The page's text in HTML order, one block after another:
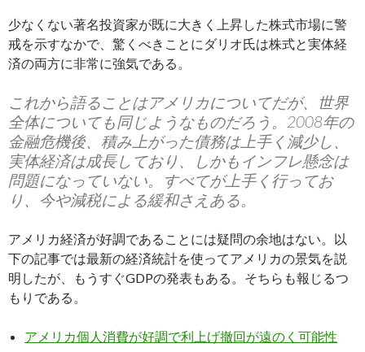
少なくない著名投資家が既に大きく上昇した株式市場に警
戒を示すなかで、驚くべきことにダリオ氏は株式と実体経
済の両方に非常に強気である。
これから語ることはアメリカについてだが、世界
全体についても同じようなものだろう。2008年の
金融危機後、積み上がった債務は上手く減少し、
実体経済は成長しており、しかもインフレ懸念は
問題になっていない。すべてが上手く行ってお
り、今や減税による緩和さえある。
アメリカ経済が好調であることには疑問の余地はない。以
下の記事では最新の経済統計を使ってアメリカの景気を説
明したが、もうすぐGDPの発表もある。そちらも報じるつ
もりである。
アメリカ個人消費が好調で利上げ撤回が遠のく可能性